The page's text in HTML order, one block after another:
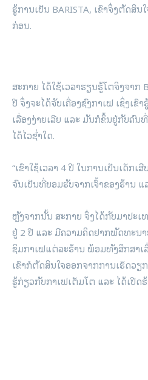
ຮູ້ການເປັນ BARISTA, ເຂົາຈຶ່ງຕັດສິນ
ກ່ອນ.
ສະກາຍ ໄດ້ໃຊ້ເວລາຮຽນຮູ້ໂຕຈິງຈາກ
ປີ ຈຶ່ງຈະໄດ້ຈັບເຄື່ອງຊົງກາເຟ ເຊິ່ງເຂົ
ເລື່ອງງ່າຍເລີຍ ແລະ ມັນກໍຂຶ້ນຢູ່ກັບຄົນ
ໄດ້ໄວຊ່ຳໃດ.
“ເຂົາໃຊ້ເວລາ 4 ປີ ໃນການເປັນເດັກເ
ຈົນເປັນທີ່ຍອມຮັບຈາກເຈົ້າຂອງຮ້ານ ແ
ຫຼັງຈາກນັ້ນ ສະກາຍ ຈຶ່ງໄດ້ກັບມາປະເ
ຢູ່ 2 ປີ ແລະ ມີຄວາມຄິດຢາກພັດທະນາ
ຊິມກາເຟແຕ່ລະຮ້ານ ພ້ອມທັງສຶກສາເ
ເຂົາກໍຕັດສິນໃຈອອກຈາກການເຮັດວ
ຮູ້ກ່ຽວກັບກາເຟເຕັມໂຕ ແລະ ໄດ້ເປີດ